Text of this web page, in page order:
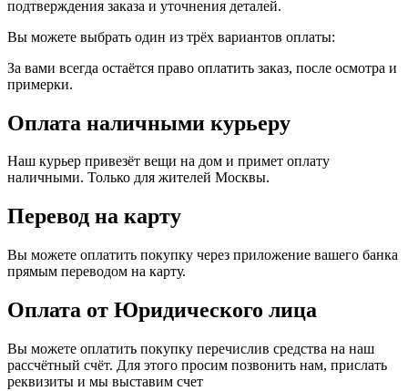
подтверждения заказа и уточнения деталей.
Вы можете выбрать один из трёх вариантов оплаты:
За вами всегда остаётся право оплатить заказ, после осмотра и
примерки.
Оплата наличными курьеру
Наш курьер привезёт вещи на дом и примет оплату
наличными. Только для жителей Москвы.
Перевод на карту
Вы можете оплатить покупку через приложение вашего банка
прямым переводом на карту.
Оплата от Юридического лица
Вы можете оплатить покупку перечислив средства на наш
рассчётный счёт. Для этого просим позвонить нам, прислать
реквизиты и мы выставим счет